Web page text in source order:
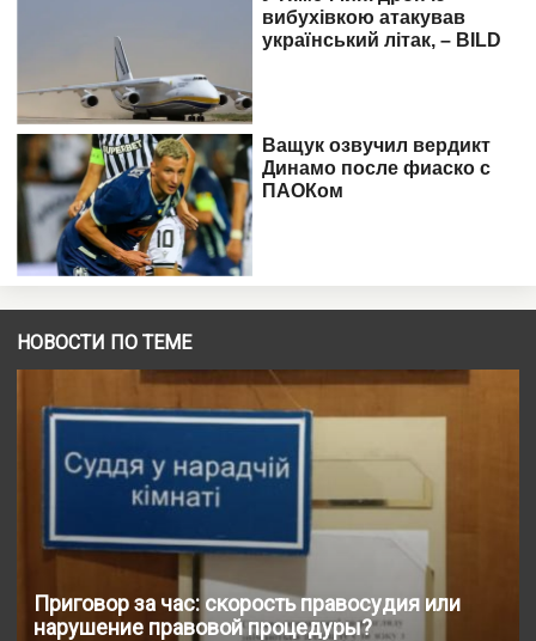
НОВОСТИ ПО ТЕМЕ
Приговор за час: скорость правосудия или
нарушение правовой процедуры?